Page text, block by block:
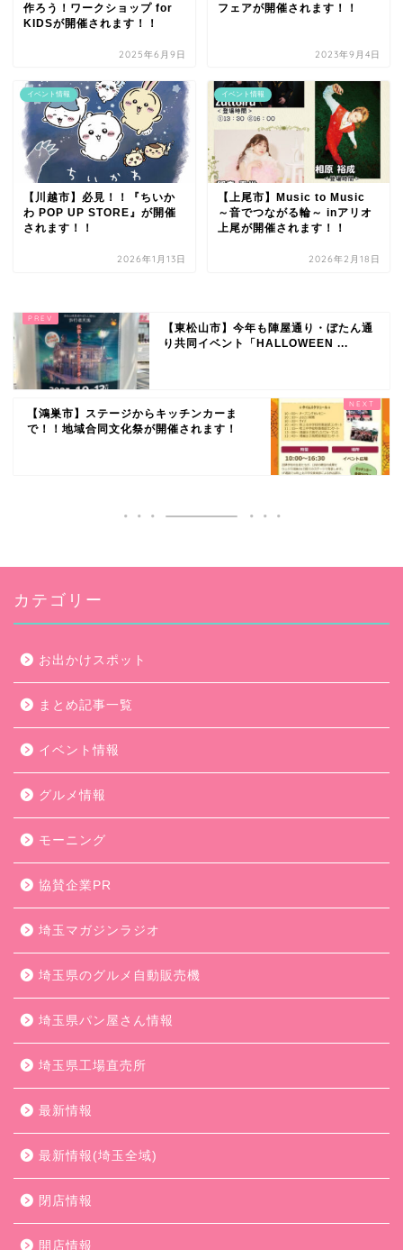
作ろう！ワークショップ for
KIDSが開催されます！！
2025年6月9日
フェアが開催されます！！
2023年9月4日
イベント情報
【川越市】必見！！『ちいか
わ POP UP STORE』が開催
されます！！
2026年1月13日
イベント情報
【上尾市】Music to Music
～音でつながる輪～ inアリオ
上尾が開催されます！！
2026年2月18日
【東松山市】今年も陣屋通り・ぼたん通
り共同イベント「HALLOWEEN ...
【鴻巣市】ステージからキッチンカーま
で！！地域合同文化祭が開催されます！
カテゴリー
お出かけスポット
まとめ記事一覧
イベント情報
グルメ情報
モーニング
協賛企業PR
埼玉マガジンラジオ
埼玉県のグルメ自動販売機
埼玉県パン屋さん情報
埼玉県工場直売所
最新情報
最新情報(埼玉全域)
閉店情報
開店情報